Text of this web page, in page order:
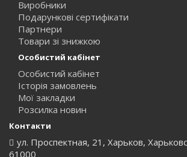
Виробники
Подарункові сертифікати
Партнери
Товари зі знижкою
Особистий кабінет
Особистий кабінет
Історія замовлень
Мої закладки
Розсилка новин
Контакти
ул. Проспектная, 21, Харьков,
61000